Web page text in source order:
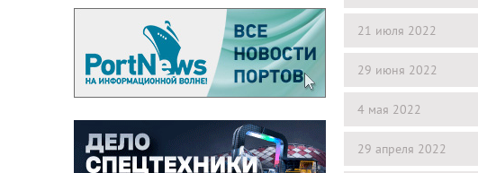
21 июля 2022
29 июня 2022
4 мая 2022
29 апреля 2022